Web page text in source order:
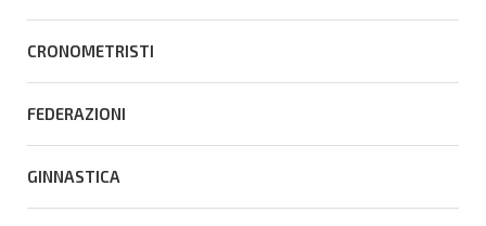
CRONOMETRISTI
FEDERAZIONI
GINNASTICA